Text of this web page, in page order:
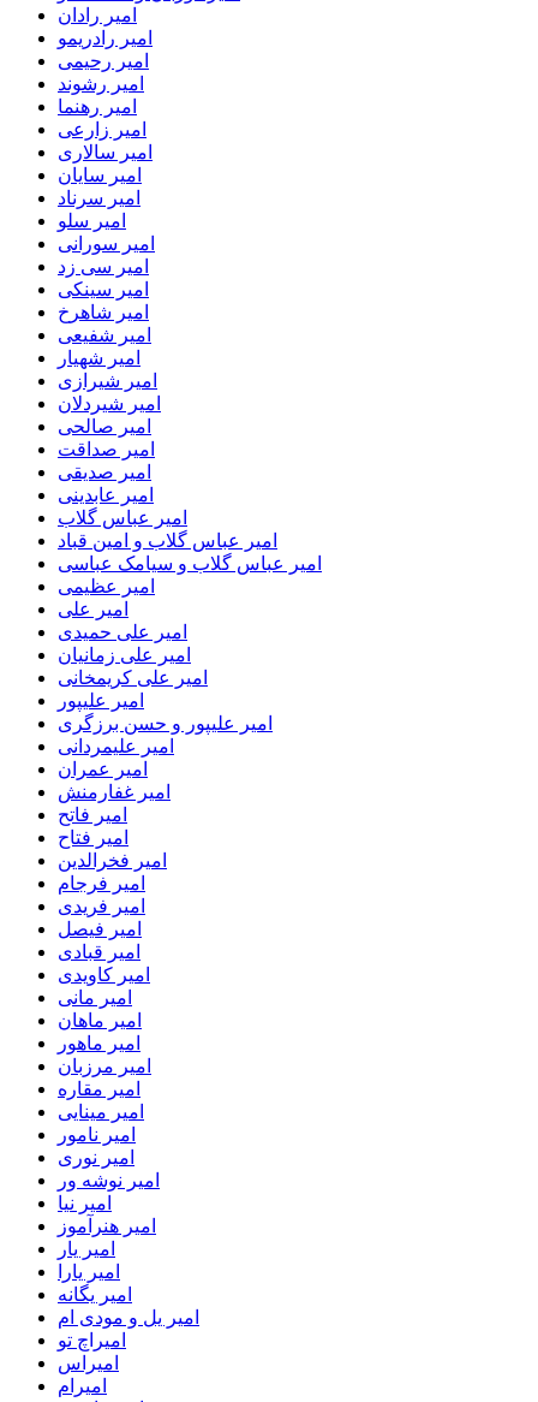
امیر رادان
امیر رادریمو
امیر رحیمی
امیر رشوند
امیر رهنما
امیر زارعی
امیر سالاری
امیر سایان
امیر سرناد
امیر سلو
امیر سورانی
امیر سی زد
امیر سینکی
امیر شاهرخ
امیر شفیعی
امیر شهیار
امیر شیرازی
امیر شیردلان
امیر صالحی
امیر صداقت
امیر صدیقی
امیر عابدینی
امیر عباس گلاب
امیر عباس گلاب و امین قباد
امیر عباس گلاب و سیامک عباسی
امیر عظیمی
امیر علی
امیر علی حمیدی
امیر علی زمانیان
امیر علی کریمخانی
امیر علیپور
امیر علیپور و حسن برزگری
امیر علیمردانی
امیر عمران
امیر غفارمنش
امیر فاتح
امیر فتاح
امیر فخرالدین
امیر فرجام
امیر فریدی
امیر فیصل
امیر قبادی
امیر کاویدی
امیر مانی
امیر ماهان
امیر ماهور
امیر مرزبان
امیر مقاره
امیر مینایی
امیر نامور
امیر نوری
امیر نوشه ور
امیر نیا
امیر هنرآموز
امیر یار
امیر یارا
امیر یگانه
امیر یل و مودی ام
امیراچ تو
امیراس
امیرام